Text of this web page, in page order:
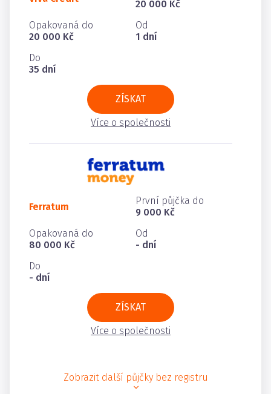
20 000 Kč
Opakovaná do
20 000 Kč
Od
1 dní
Do
35 dní
ZÍSKAT
Více o společnosti
Ferratum
První půjčka do
9 000 Kč
Opakovaná do
80 000 Kč
Od
- dní
Do
- dní
ZÍSKAT
Více o společnosti
Zobrazit další půjčky bez registru